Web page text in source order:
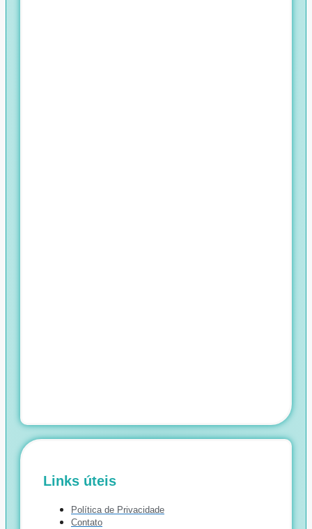
Links úteis
Política de Privacidade
Contato